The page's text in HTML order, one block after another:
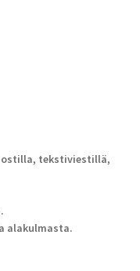
tekstiviestillä,
alakulmasta.